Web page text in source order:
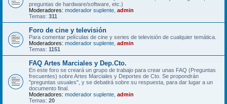
preguntas de hardware/software, etc.)
Moderadores: moderador suplente admin
Temas: 311
Foro de cine y televisión
Para comentar películas de cine y series de televisión de cualquier temática.
Moderadores: moderador suplente admin
Temas: 1151
FAQ Artes Marciales y Dep.Cto.
En este foro se creará un grupo de trabajo para crear unas FAQ (Preguntas
frecuentes) sobre Artes Marciales y Deportes de Cto. Se propondrán
"preguntas usuales", y se debatirá sobre su respuesta, para dar lugar a un
documento final.
Moderadores: moderador suplente admin
Temas: 20